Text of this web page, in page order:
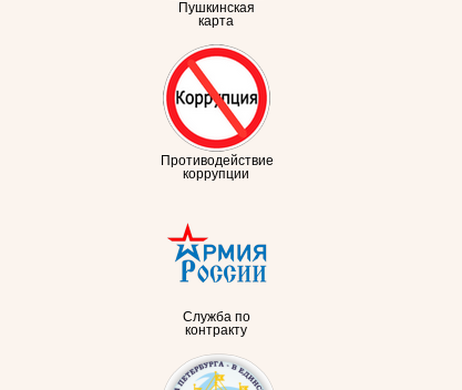
Пушкинская
карта
Противодействие
коррупции
Служба по
контракту